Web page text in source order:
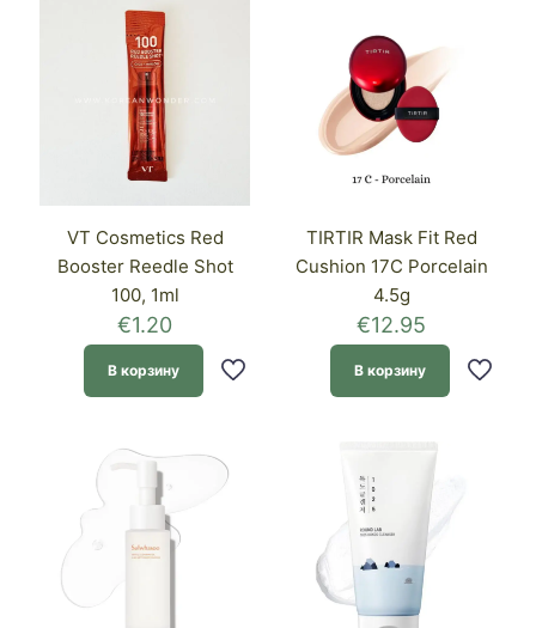
VT Cosmetics Red
Booster Reedle Shot
100, 1ml
€1.20
В корзину
TIRTIR Mask Fit Red
Cushion 17C Porcelain
4.5g
€12.95
В корзину